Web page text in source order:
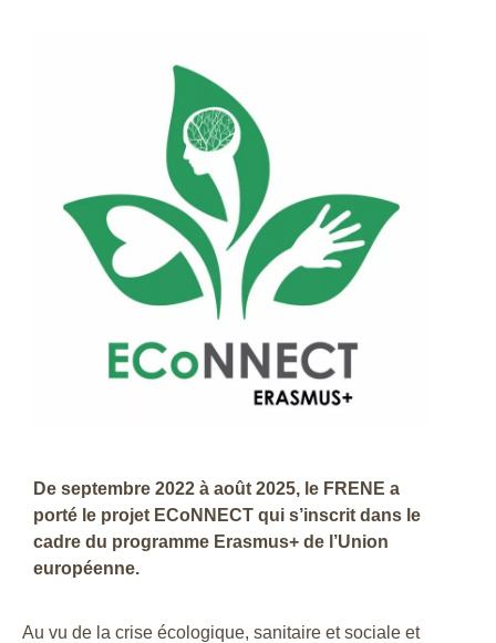
De septembre 2022 à août 2025, le FRENE a
porté le projet ECoNNECT qui s’inscrit dans le
cadre du programme Erasmus+ de l’Union
européenne.
Au vu de la crise écologique, sanitaire et sociale et